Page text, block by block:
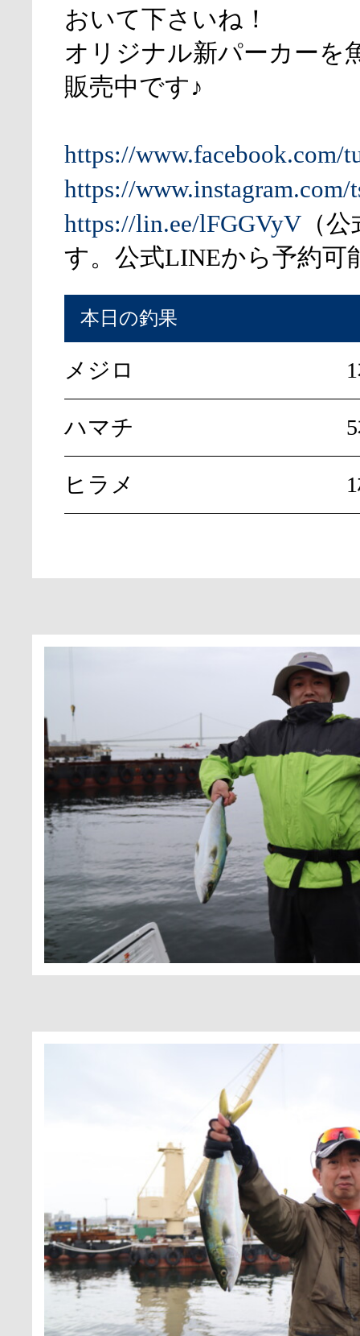
おいて下さいね！
オリジナル新パーカーを
販売中です♪
https://www.facebook.com/
https://www.instagram.com/
https://lin.ee/lFGGVyV （
す。公式LINEから予約可
本日の釣果
メジロ
ハマチ
ヒラメ